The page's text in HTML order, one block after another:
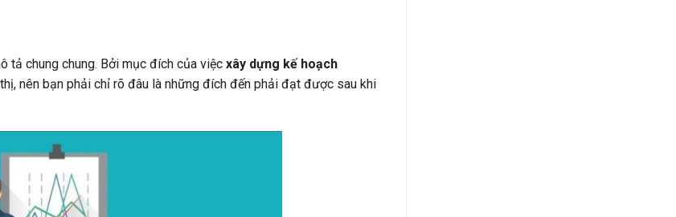
tả chung chung. Bởi mục đích của việc xây dựng kế hoạch
nên bạn phải chỉ rõ đâu là những đích đến phải đạt được sau khi